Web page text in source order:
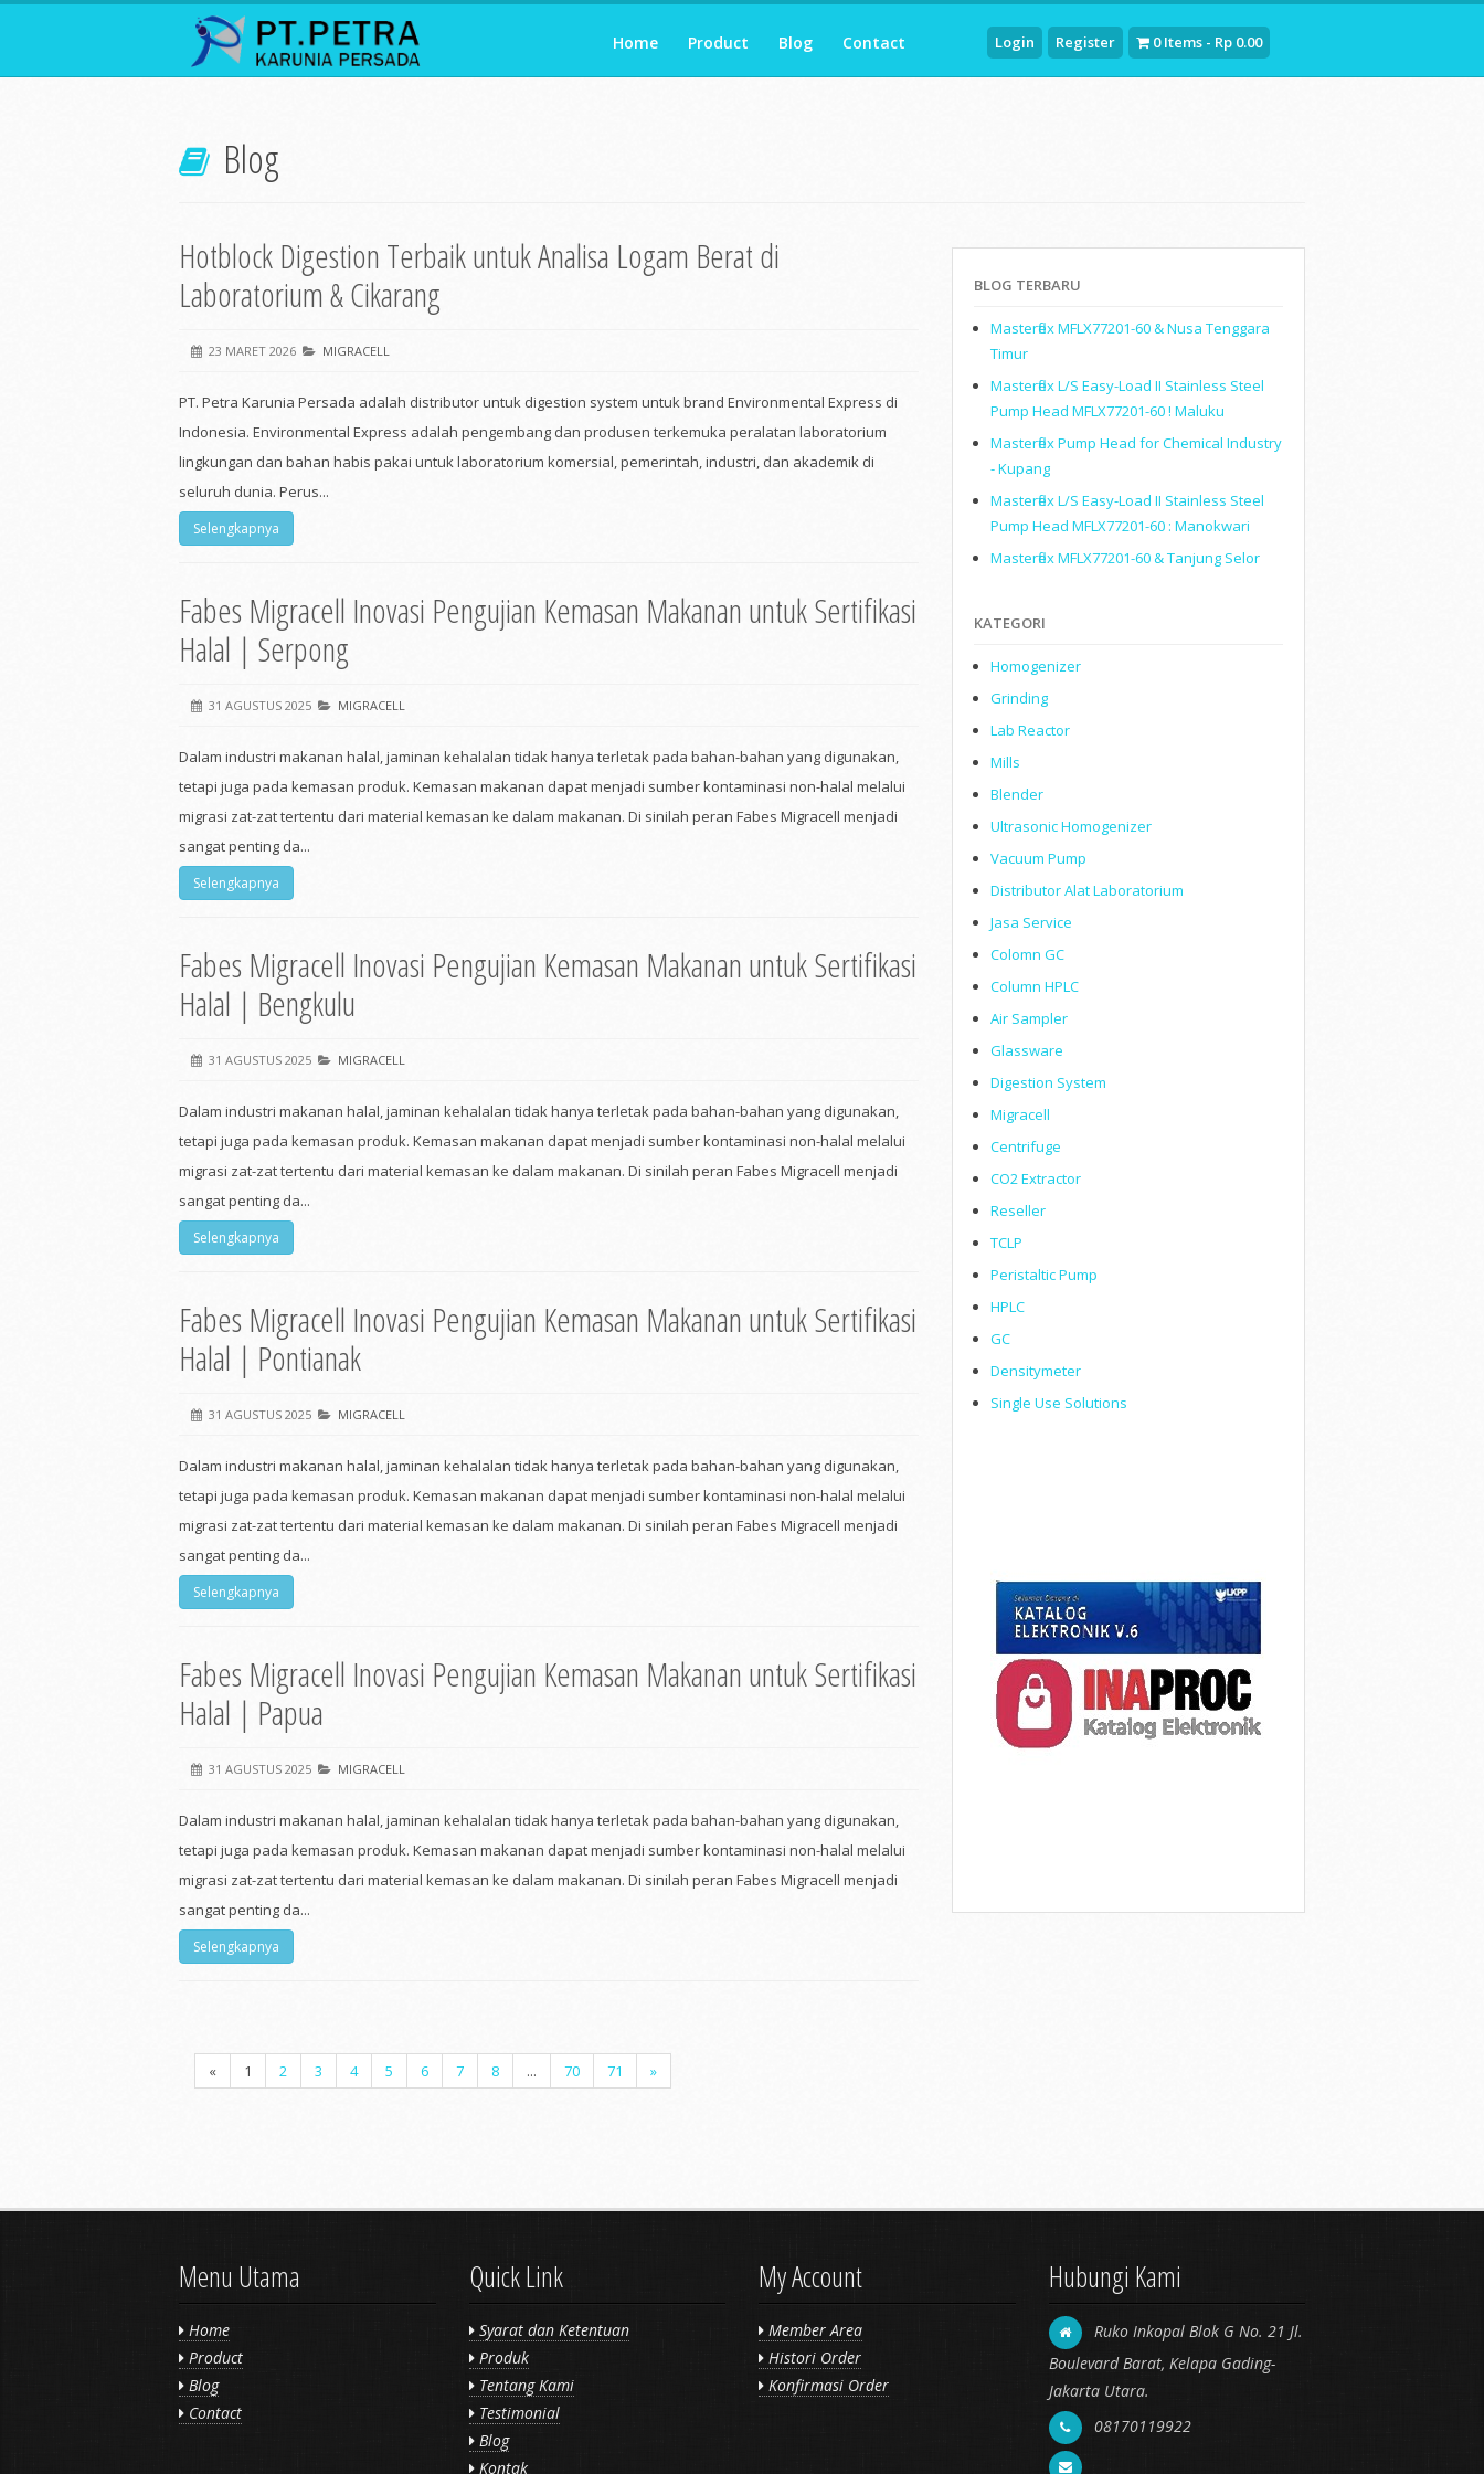
Login Register 0 Items - Rp 0.00
Home Product Blog Contact
Blog
Hotblock Digestion Terbaik untuk Analisa Logam Berat di
Laboratorium & Cikarang
23 MARET 2026 MIGRACELL
PT. Petra Karunia Persada adalah distributor untuk digestion system untuk brand Environmental Express di
Indonesia. Environmental Express adalah pengembang dan produsen terkemuka peralatan laboratorium
lingkungan dan bahan habis pakai untuk laboratorium komersial, pemerintah, industri, dan akademik di
seluruh dunia. Perus...
Selengkapnya
Fabes Migracell Inovasi Pengujian Kemasan Makanan untuk Sertifikasi
Halal | Serpong
31 AGUSTUS 2025 MIGRACELL
Dalam industri makanan halal, jaminan kehalalan tidak hanya terletak pada bahan-bahan yang digunakan,
tetapi juga pada kemasan produk. Kemasan makanan dapat menjadi sumber kontaminasi non-halal melalui
migrasi zat-zat tertentu dari material kemasan ke dalam makanan. Di sinilah peran Fabes Migracell menjadi
sangat penting da...
Selengkapnya
Fabes Migracell Inovasi Pengujian Kemasan Makanan untuk Sertifikasi
Halal | Bengkulu
31 AGUSTUS 2025 MIGRACELL
Dalam industri makanan halal, jaminan kehalalan tidak hanya terletak pada bahan-bahan yang digunakan,
tetapi juga pada kemasan produk. Kemasan makanan dapat menjadi sumber kontaminasi non-halal melalui
migrasi zat-zat tertentu dari material kemasan ke dalam makanan. Di sinilah peran Fabes Migracell menjadi
sangat penting da...
Selengkapnya
Fabes Migracell Inovasi Pengujian Kemasan Makanan untuk Sertifikasi
Halal | Pontianak
31 AGUSTUS 2025 MIGRACELL
Dalam industri makanan halal, jaminan kehalalan tidak hanya terletak pada bahan-bahan yang digunakan,
tetapi juga pada kemasan produk. Kemasan makanan dapat menjadi sumber kontaminasi non-halal melalui
migrasi zat-zat tertentu dari material kemasan ke dalam makanan. Di sinilah peran Fabes Migracell menjadi
sangat penting da...
Selengkapnya
Fabes Migracell Inovasi Pengujian Kemasan Makanan untuk Sertifikasi
Halal | Papua
31 AGUSTUS 2025 MIGRACELL
Dalam industri makanan halal, jaminan kehalalan tidak hanya terletak pada bahan-bahan yang digunakan,
tetapi juga pada kemasan produk. Kemasan makanan dapat menjadi sumber kontaminasi non-halal melalui
migrasi zat-zat tertentu dari material kemasan ke dalam makanan. Di sinilah peran Fabes Migracell menjadi
sangat penting da...
Selengkapnya
« 1 2 3 4 5 6 7 8 ... 70 71 »
BLOG TERBARU
Masterflex MFLX77201-60 & Nusa Tenggara
Timur
Masterflex L/S Easy-Load II Stainless Steel
Pump Head MFLX77201-60 ! Maluku
Masterflex Pump Head for Chemical Industry
- Kupang
Masterflex L/S Easy-Load II Stainless Steel
Pump Head MFLX77201-60 : Manokwari
Masterflex MFLX77201-60 & Tanjung Selor
KATEGORI
Homogenizer
Grinding
Lab Reactor
Mills
Blender
Ultrasonic Homogenizer
Vacuum Pump
Distributor Alat Laboratorium
Jasa Service
Colomn GC
Column HPLC
Air Sampler
Glassware
Digestion System
Migracell
Centrifuge
CO2 Extractor
Reseller
TCLP
Peristaltic Pump
HPLC
GC
Densitymeter
Single Use Solutions
Menu Utama
Home
Product
Blog
Contact
Quick Link
Syarat dan Ketentuan
Produk
Tentang Kami
Testimonial
Blog
Kontak
My Account
Member Area
Histori Order
Konfirmasi Order
Hubungi Kami
Ruko Inkopal Blok G No. 21 Jl.
Boulevard Barat, Kelapa Gading-
Jakarta Utara.
08170119922